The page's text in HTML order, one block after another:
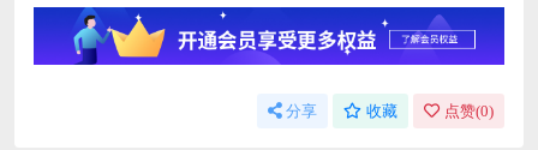
分享 收藏 点赞(0)